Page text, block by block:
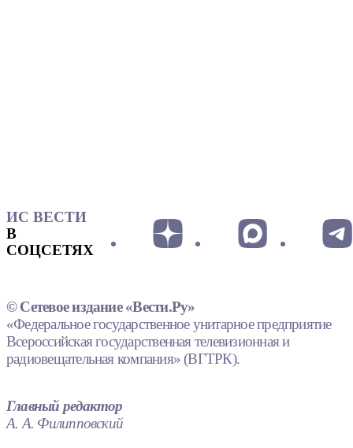
ИС ВЕСТИ
В
СОЦСЕТЯХ
© Сетевое издание «Вести.Ру»
«Федеральное государственное унитарное предприятие
Всероссийская государственная телевизионная и
радиовещательная компания» (ВГТРК).
Главный редактор
А. А. Филипповский